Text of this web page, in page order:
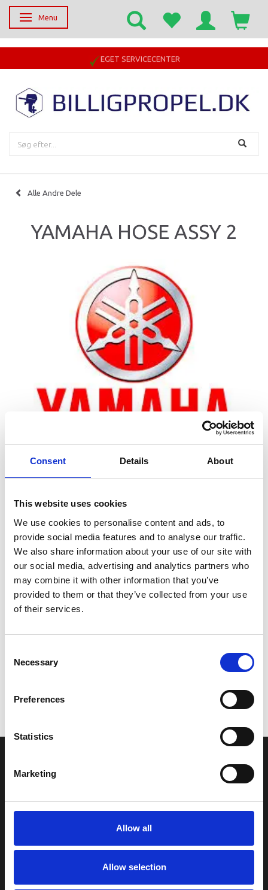
Consent Details About
This website uses cookies
We use cookies to personalise content and ads, to
provide social media features and to analyse our traffic.
We also share information about your use of our site with
our social media, advertising and analytics partners who
may combine it with other information that you’ve
provided to them or that they’ve collected from your use
of their services.
Selection
Necessary
Preferences
Statistics
Marketing
Allow all
Allow selection
Skifte navigation
Menu
EGET SERVICECENTER
Alle Andre Dele
YAMAHA HOSE ASSY 2
Leveringstid er 5-6 dag(e)
Model/varenr.: 6P21257E0000
5.605,88 DKK
Læg i kurv
Vi oplever i øjeblikket store og hyppige prisændringer i markedet.
Derfor kan der i enkelte tilfælde være produkter, som ikke kan
INFORMATIONER
Fragt og levering
Betingelser & Vilkår
Købsgaranti